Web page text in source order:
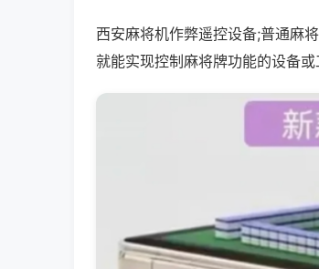
西安麻将机作弊遥控设备;普通麻
就能实现控制麻将牌功能的设备或